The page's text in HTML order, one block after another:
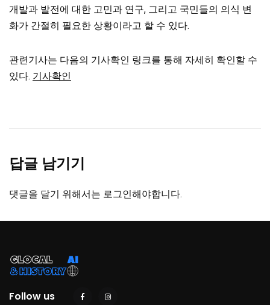
개발과 발전에 대한 고민과 연구, 그리고 국민들의 의식 변
화가 간절히 필요한 상황이라고 할 수 있다.
관련기사는 다음의 기사확인 링크를 통해 자세히 확인할 수
있다. 기사확인
답글 남기기
댓글을 달기 위해서는 로그인해야합니다.
Follow us